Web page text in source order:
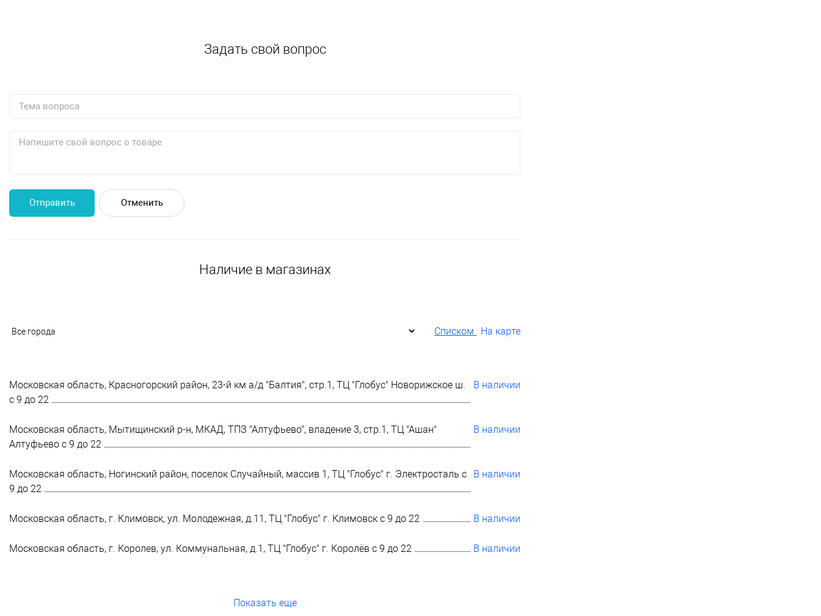
Задать свой вопрос
Отправить Отменить
Наличие в магазинах
Списком На карте
Московская область, Красногорский район, 23-й км а/д "Балтия", стр.1, ТЦ "Глобус" Новорижское ш.
с 9 до 22
В наличии
Московская область, Мытищинский р-н, МКАД, ТПЗ "Алтуфьево", владение 3, стр.1, ТЦ "Ашан"
Алтуфьево с 9 до 22
В наличии
Московская область, Ногинский район, поселок Случайный, массив 1, ТЦ "Глобус" г. Электросталь с
9 до 22
В наличии
Московская область, г. Климовск, ул. Молодежная, д.11, ТЦ "Глобус" г. Климовск с 9 до 22 В наличии
Московская область, г. Королев, ул. Коммунальная, д.1, ТЦ "Глобус" г. Королёв с 9 до 22 В наличии
Показать еще